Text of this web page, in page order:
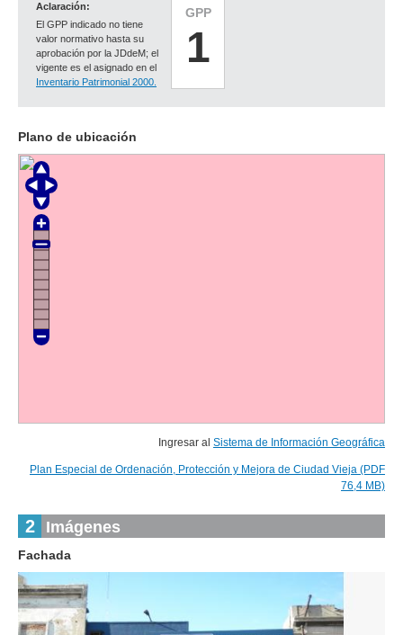
GPP
1
Aclaración:
El GPP indicado no tiene
valor normativo hasta su
aprobación por la JDdeM; el
vigente es el asignado en el
Inventario Patrimonial 2000.
Plano de ubicación
Ingresar al Sistema de Información Geográfica
Plan Especial de Ordenación, Protección y Mejora de Ciudad Vieja (PDF
76,4 MB)
2 Imágenes
Fachada